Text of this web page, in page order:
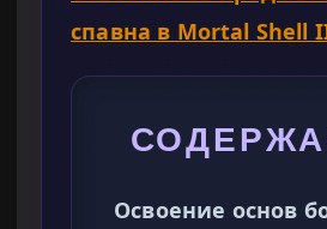
спавна в Mortal Shell
Освоение основ